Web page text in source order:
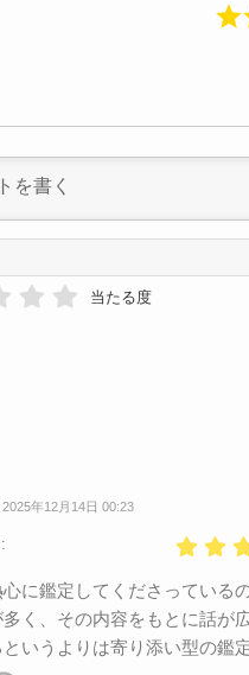
当たる度
2025年12月14日 00:23
心に鑑定してくださっている
多く、その内容をもとに話が
いうよりは寄り添い型の鑑